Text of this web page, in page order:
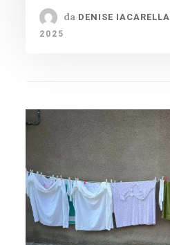
da DENISE IACARELLA
2025